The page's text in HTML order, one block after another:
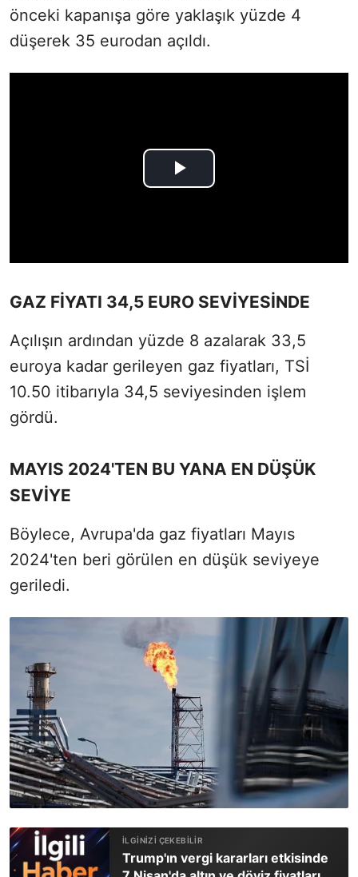
önceki kapanışa göre yaklaşık yüzde 4
düşerek 35 eurodan açıldı.
GAZ FİYATI 34,5 EURO SEVİYESİNDE
Açılışın ardından yüzde 8 azalarak 33,5
euroya kadar gerileyen gaz fiyatları, TSİ
10.50 itibarıyla 34,5 seviyesinden işlem
gördü.
MAYIS 2024'TEN BU YANA EN DÜŞÜK
SEVİYE
Böylece, Avrupa'da gaz fiyatları Mayıs
2024'ten beri görülen en düşük seviyeye
geriledi.
Trump'ın vergi kararları etkisinde